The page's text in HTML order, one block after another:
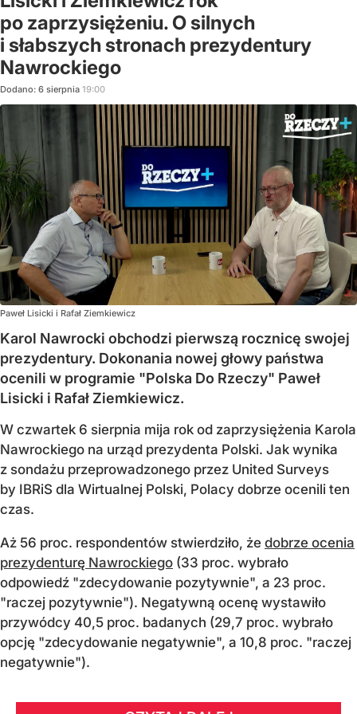
po zaprzysiężeniu. O silnych
i słabszych stronach prezydentury
Nawrockiego
Dodano: 6 sierpnia 19:00
Paweł Lisicki i Rafał Ziemkiewicz
Karol Nawrocki obchodzi pierwszą rocznicę swojej
prezydentury. Dokonania nowej głowy państwa
ocenili w programie "Polska Do Rzeczy" Paweł
Lisicki i Rafał Ziemkiewicz.
W czwartek 6 sierpnia mija rok od zaprzysiężenia Karola
Nawrockiego na urząd prezydenta Polski. Jak wynika
z sondażu przeprowadzonego przez United Surveys
by IBRiS dla Wirtualnej Polski, Polacy dobrze ocenili ten
czas.
Aż 56 proc. respondentów stwierdziło, że dobrze ocenia
prezydenturę Nawrockiego (33 proc. wybrało
odpowiedź "zdecydowanie pozytywnie", a 23 proc.
"raczej pozytywnie"). Negatywną ocenę wystawiło
przywódcy 40,5 proc. badanych (29,7 proc. wybrało
opcję "zdecydowanie negatywnie", a 10,8 proc. "raczej
negatywnie").